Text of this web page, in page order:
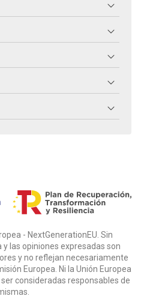
- NextGenerationEU. Sin
las opiniones expresadas son
y no reflejan necesariamente
Europea. Ni la Unión Europea
consideradas responsables de